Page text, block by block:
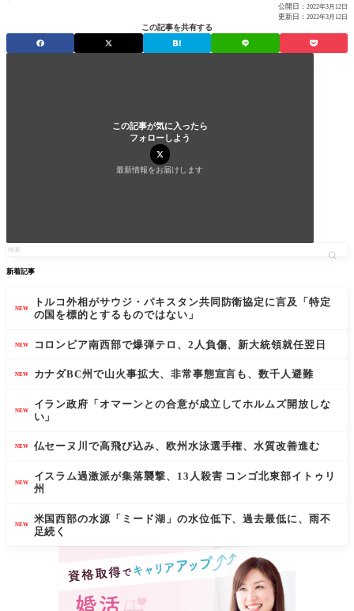
公開日： 2022年3月12日
更新日： 2022年3月12日
この記事を共有する
この記事が気に入ったら
フォローしよう
最新情報をお届けします
新着記事
NEW
トルコ外相がサウジ・パキスタン共同防衛協定に言及「特定
の国を標的とするものではない」
NEW コロンビア南西部で爆弾テロ、2人負傷、新大統領就任翌日
NEW カナダBC州で山火事拡大、非常事態宣言も、数千人避難
NEW
イラン政府「オマーンとの合意が成立してホルムズ開放しな
い」
NEW 仏セーヌ川で高飛び込み、欧州水泳選手権、水質改善進む
NEW
イスラム過激派が集落襲撃、13人殺害 コンゴ北東部イトゥリ
州
NEW
米国西部の水源「ミード湖」の水位低下、過去最低に、雨不
足続く